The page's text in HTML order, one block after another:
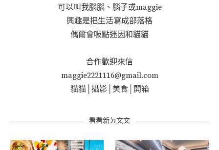
可以叫我腦腦、腦子或maggie
興趣是把生活寫成部落格
偶爾會吸點迷因和貓貓
合作歡迎來信
maggie2221116@gmail.com
貓貓│攝影│美食│開箱
看看新ㄉ文文